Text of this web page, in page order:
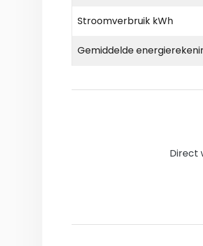
Stroomverbruik kWh
Gemiddelde
Direct